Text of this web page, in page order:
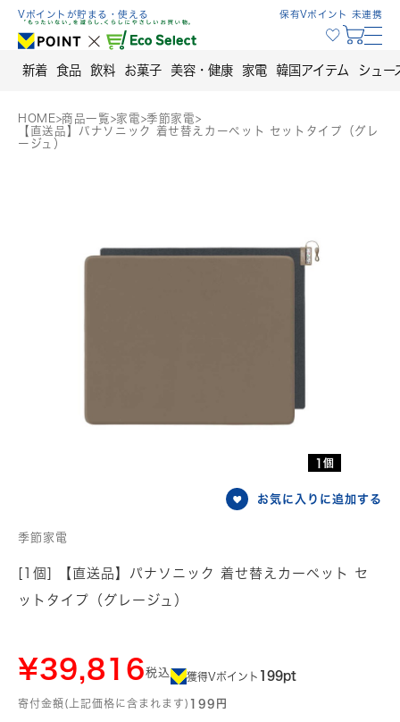
Skip
content
Vポイントが貯まる・使える 保有Vポイント 未連携
新着 食品 飲料 お菓子 美容・健康 家電 韓国アイテム シュー
HOME>商品一覧>家電>季節家電>
【直送品】パナソニック 着せ替えカーペット セットタイプ（グレ
ージュ）
1個
お気に入りに追加する
季節家電
[1個] 【直送品】パナソニック 着せ替えカーペット セ
ットタイプ（グレージュ）
¥39,816税込 獲得Vポイント 199pt
寄付金額(上記価格に含まれます) 199円